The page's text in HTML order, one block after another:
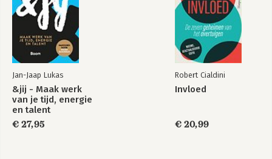
Jan-Jaap Lukas
&jij - Maak werk
van je tijd, energie
en talent
€ 27,95
Robert Cialdini
Invloed
€ 20,99